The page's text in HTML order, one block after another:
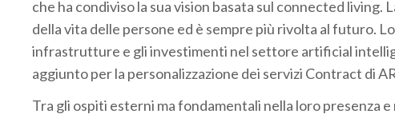
che ha condiviso la sua vision basata sul connected
della vita delle persone ed è sempre più rivolta al futuro.
infrastrutture e gli investimenti nel settore artificial
aggiunto per la personalizzazione dei servizi Contract di
Tra gli ospiti esterni ma fondamentali nella loro presenza